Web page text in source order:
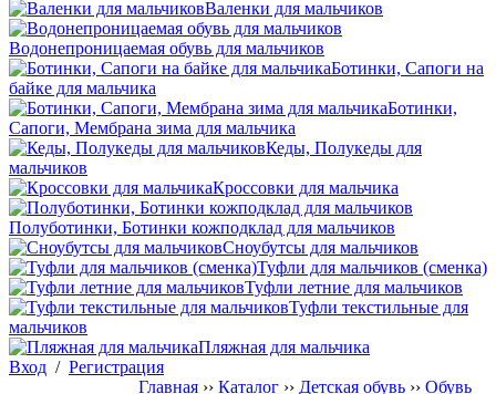
Валенки для мальчиков
Водонепроницаемая обувь для мальчиков
Ботинки, Сапоги на
байке для мальчика
Ботинки,
Сапоги, Мембрана зима для мальчика
Кеды, Полукеды для
мальчиков
Кроссовки для мальчика
Полуботинки, Ботинки кожподклад для мальчиков
Сноубутсы для мальчиков
Туфли для мальчиков (сменка)
Туфли летние для мальчиков
Туфли текстильные для
мальчиков
Пляжная для мальчика
Вход / Регистрация
Главная ›› Каталог ›› Детская обувь ›› Обувь